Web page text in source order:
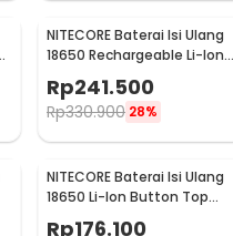
NITECORE Baterai Isi Ulang
18650 Rechargeable Li-Ion
NL1834
Rp241.500
Rp330.900 28%
NITECORE Baterai Isi Ulang
18650 Li-Ion Button Top
2600 mAh 3.7V 1 PCS -
Rp176.100